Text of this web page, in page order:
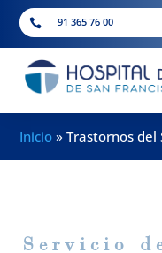
 91 365 76 00
Inicio » Trastornos del
Servicio